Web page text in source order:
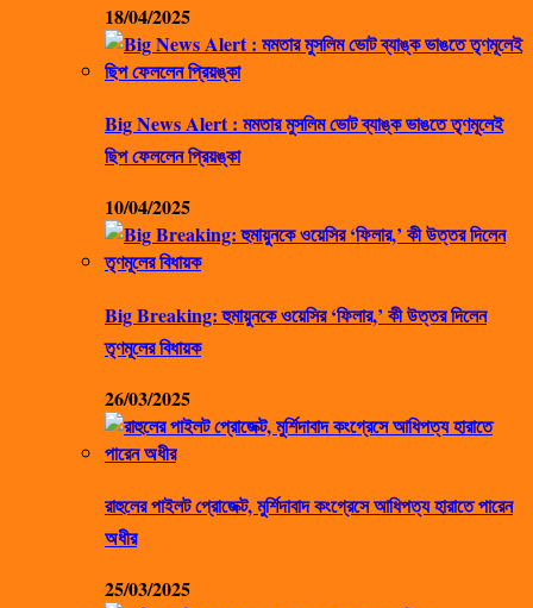
18/04/2025
Big News Alert : মমতার মুসলিম ভোট ব্যাঙ্ক ভাঙতে তৃণমূলেই
ছিপ ফেললেন প্রিয়ঙ্কা
10/04/2025
Big Breaking: হুমায়ুনকে ওয়েসির ‘ফিলার,’ কী উত্তর দিলেন
তৃণমূলের বিধায়ক
26/03/2025
রাহুলের পাইলট প্রোজেক্ট, মুর্শিদাবাদ কংগ্রেসে আধিপত্য হারাতে পারেন
অধীর
25/03/2025